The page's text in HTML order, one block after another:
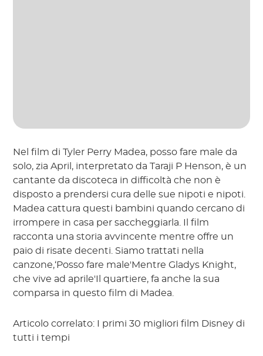
Nel film di Tyler Perry Madea, posso fare male da
solo, zia April, interpretato da Taraji P Henson, è un
cantante da discoteca in difficoltà che non è
disposto a prendersi cura delle sue nipoti e nipoti.
Madea cattura questi bambini quando cercano di
irrompere in casa per saccheggiarla. Il film
racconta una storia avvincente mentre offre un
paio di risate decenti. Siamo trattati nella
canzone,‘Posso fare male'Mentre Gladys Knight,
che vive ad aprile'Il quartiere, fa anche la sua
comparsa in questo film di Madea.
Articolo correlato: I primi 30 migliori film Disney di
tutti i tempi